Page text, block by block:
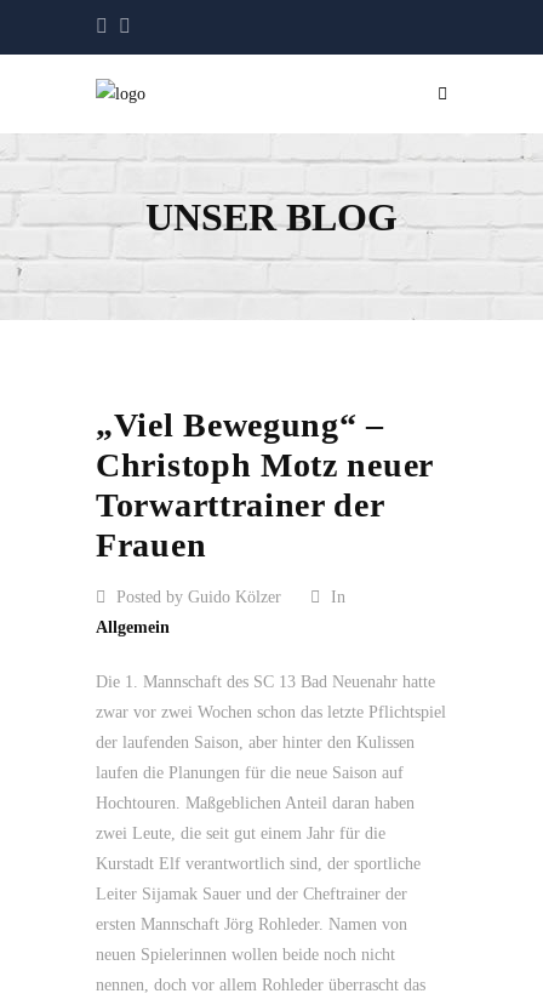
UNSER BLOG
„Viel Bewegung“ –
Christoph Motz neuer
Torwarttrainer der
Frauen
Posted by Guido Kölzer
In
Allgemein
Die 1. Mannschaft des SC 13 Bad Neuenahr hatte
zwar vor zwei Wochen schon das letzte Pflichtspiel
der laufenden Saison, aber hinter den Kulissen
laufen die Planungen für die neue Saison auf
Hochtouren. Maßgeblichen Anteil daran haben
zwei Leute, die seit gut einem Jahr für die
Kurstadt Elf verantwortlich sind, der sportliche
Leiter Sijamak Sauer und der Cheftrainer der
ersten Mannschaft Jörg Rohleder. Namen von
neuen Spielerinnen wollen beide noch nicht
nennen, doch vor allem Rohleder überrascht das